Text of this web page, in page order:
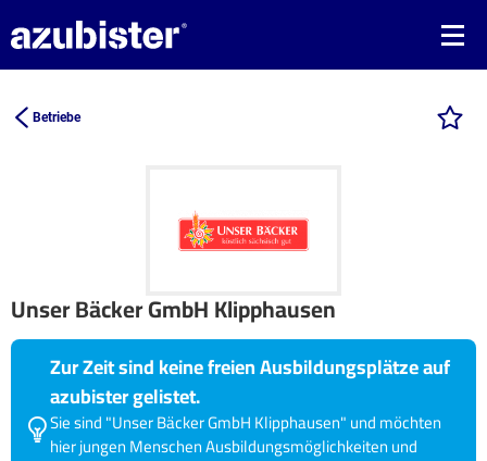
Betriebe
Unser Bäcker GmbH Klipphausen
Zur Zeit sind keine freien Ausbildungsplätze auf
azubister gelistet.
Sie sind "Unser Bäcker GmbH Klipphausen" und möchten
hier jungen Menschen Ausbildungsmöglichkeiten und